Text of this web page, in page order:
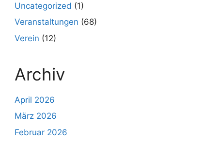
Uncategorized (1)
Veranstaltungen (68)
Verein (12)
Archiv
April 2026
März 2026
Februar 2026